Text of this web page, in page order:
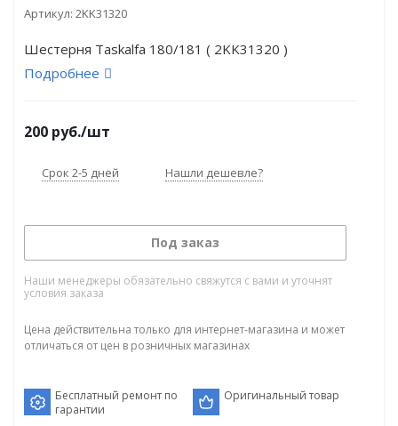
Артикул: 2KK31320
Шестерня Taskalfa 180/181 ( 2KK31320 )
Подробнее
200 руб./шт
Срок 2-5 дней Нашли дешевле?
Под заказ
Наши менеджеры обязательно свяжутся с вами и уточнят
условия заказа
Цена действительна только для интернет-магазина и может
отличаться от цен в розничных магазинах
Бесплатный ремонт по
гарантии
Оригинальный товар